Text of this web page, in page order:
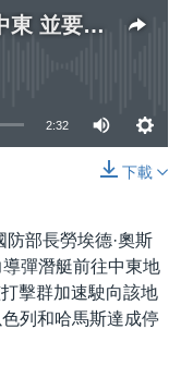
美防長公開宣布派遣潛艦到中東 並要求航母打擊群加速前往
2:32
下載
部長勞埃德·奧斯
彈潛艇前往中東地
擊群加速駛向該地
列和哈馬斯達成停